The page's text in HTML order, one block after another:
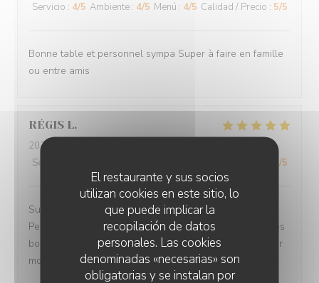
El restaurante y sus socios
utilizan cookies en este sitio, lo
que puede implicar la
recopilación de datos
personales. Las cookies
denominadas «necesarias» son
obligatorias y se instalan por
Servicio : 4/5 Ambiente : 4/5 Menú : 4/5 Calidad / Precio : 5/5
Bonne table et personnel sympa Super à faire en famille
ou entre amis
RÉGIS L
2026-07-25
Servicio
4/5
Superbe accueil, site très sympa, le choix des plats.
Personnel des plus plaisants, la qualités des mets et des
boissons. Nous avons passé une magnifique soirée pour
mon anniversaire.